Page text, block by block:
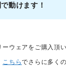
動けます！
ウェアをご購入頂
こちらでさらに多く